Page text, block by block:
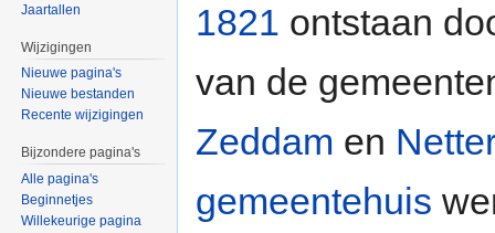
1821 ontstaan
van de
Zeddam en
gemeentehuis
Jaartallen
Wijzigingen
Nieuwe pagina's
Nieuwe bestanden
Recente wijzigingen
Bijzondere pagina's
Alle pagina's
Beginnetjes
Willekeurige pagina